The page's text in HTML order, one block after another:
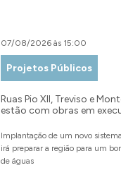
07/08/2026 às 15:00
Projetos Públicos
Ruas Pio XII, Treviso e
estão com obras em
Implantação de um novo
irá preparar a região para um
de águas